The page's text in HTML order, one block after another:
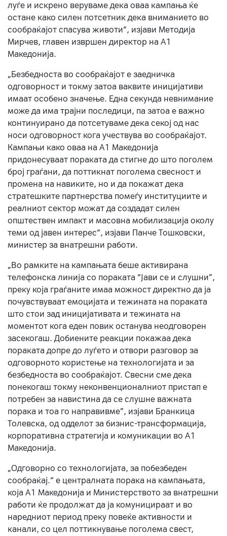
луѓе и искрено веруваме дека оваа кампања ќе
остане како силен потсетник дека вниманието во
сообраќајот спасува животи“, изјави Методија
Мирчев, главен извршен директор на А1
Македонија.
„Безбедноста во сообраќајот е заедничка
одговорност и токму затоа ваквите иницијативи
имаат особено значење. Една секунда невнимание
може да има трајни последици, па затоа е важно
континуирано да потсетуваме дека секој од нас
носи одговорност кога учествува во сообраќајот.
Кампањи како оваа на A1 Македонија
придонесуваат пораката да стигне до што поголем
број граѓани, да поттикнат поголема свесност и
промена на навиките, но и да покажат дека
стратешките партнерства помеѓу институциите и
реалниот сектор можат да создадат силен
општествен импакт и масовна мобилизација околу
теми од јавен интерес“, изјави Панче Тошковски,
министер за внатрешни работи.
„Во рамките на кампањата беше активирана
телефонска линија со пораката “Јави се и слушни”,
преку која граѓаните имаа можност директно да ја
почувствуваат емоцијата и тежината на пораката
што стои зад иницијативата и тежината на
моментот кога еден повик останува неодговорен
засекогаш. Добиените реакции покажаа дека
пораката допре до луѓето и отвори разговор за
одговорното користење на технологијата и за
безбедноста во сообраќајот. Свесни сме дека
понекогаш токму неконвенционалниот пристап е
потребен за навистина да се слушне важната
порака и тоа го направивме”, изјави Бранкица
Толевска, од одделот за бизнис-трансформација,
корпоративна стратегија и комуникации во А1
Македонија.
„Одговорно со технологијата, за побезбеден
сообраќај.“ е централната порака на кампањата,
која A1 Македонија и Министерството за внатрешни
работи ќе продолжат да ја комуницираат и во
наредниот период преку повеќе активности и
канали, со цел поттикнување поголема свест,